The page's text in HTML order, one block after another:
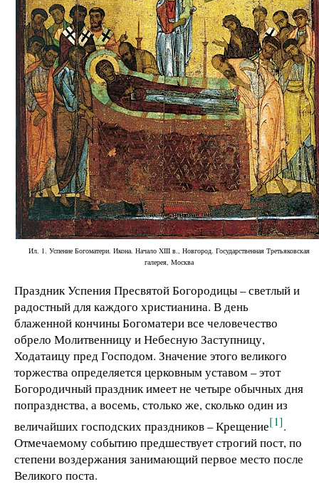
Ил. 1. Успение Богоматери. Икона. Начало XIII в., Новгород. Государственная Третьяковская
галерея, Москва
Праздник Успения Пресвятой Богородицы – светлый и
радостный для каждого христианина. В день
блаженной кончины Богоматери все человечество
обрело Молитвенницу и Небесную Заступницу,
Ходатаицу пред Господом. Значение этого великого
торжества определяется церковным уставом – этот
Богородичный праздник имеет не четыре обычных дня
попразднства, а восемь, столько же, сколько один из
величайших господских праздников – Крещение[1].
Отмечаемому событию предшествует строгий пост, по
степени воздержания занимающий первое место после
Великого поста.